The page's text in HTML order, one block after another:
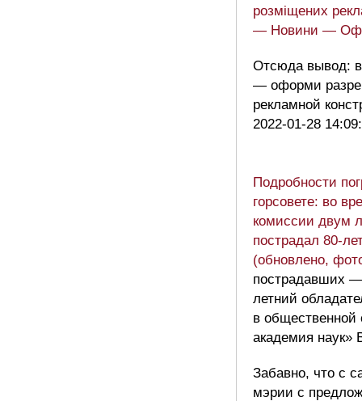
розміщених
— Новини —
Отсюда вывод:
— оформи
рекламной
2022-01-28
Подробности
горсовете: во
комиссии двум
пострадал 80-
(обновлено,
пострадавших
летний
в общественной
академия наук»
Забавно, что с
мэрии с